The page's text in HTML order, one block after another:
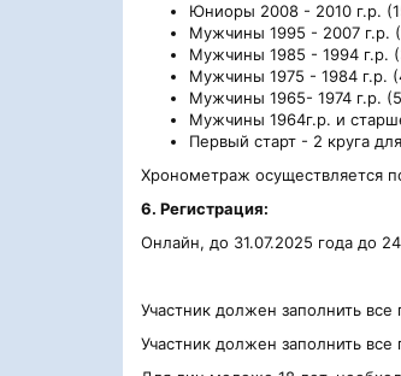
Юниоры 2008 - 2010 г.р.
Мужчины 1995 - 2007 г.р.
Мужчины 1985 - 1994 г.р.
Мужчины 1975 - 1984 г.р.
Мужчины 1965- 1974 г.р.
Мужчины 1964г.р. и
Первый старт - 2 круга
Хронометраж осуществляется
6. Регистрация:
Онлайн, до 31.07.2025 года до
Участник должен заполнить все
Участник должен заполнить все